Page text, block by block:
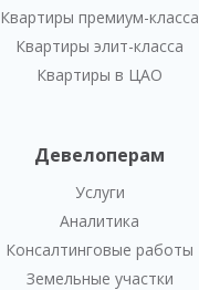
Квартиры премиум-класса
Квартиры элит-класса
Квартиры в ЦАО
Девелоперам
Услуги
Аналитика
Консалтинговые работы
Земельные участки